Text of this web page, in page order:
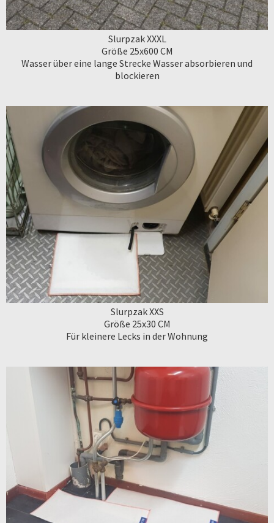
Slurpzak XXXL
Größe 25x600 CM
Wasser über eine lange Strecke Wasser absorbieren und
blockieren
Slurpzak XXS
Größe 25x30 CM
Für kleinere Lecks in der Wohnung